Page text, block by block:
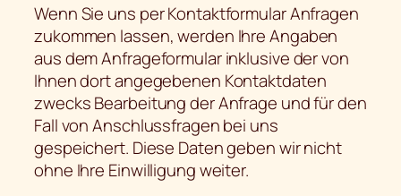
Wenn Sie uns per Kontaktformular Anfragen
zukommen lassen, werden Ihre Angaben
aus dem Anfrageformular inklusive der von
Ihnen dort angegebenen Kontaktdaten
zwecks Bearbeitung der Anfrage und für den
Fall von Anschlussfragen bei uns
gespeichert. Diese Daten geben wir nicht
ohne Ihre Einwilligung weiter.